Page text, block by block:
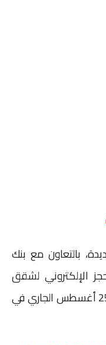
بالتعاون مع بنك
الإلكتروني لشقق
نزهة التجمع بالقاهرة الجديدة يوم 25 أغسطس الجاري في